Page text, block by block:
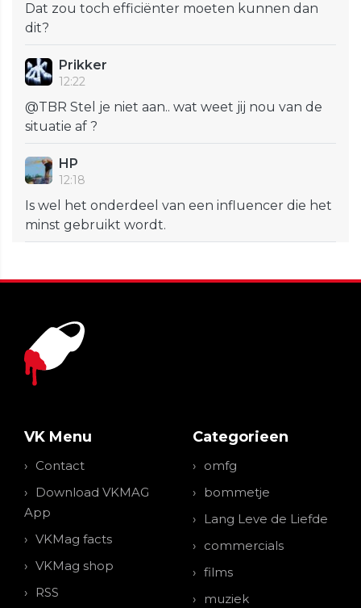
Dat zou toch efficiënter moeten kunnen dan
dit?
Prikker
12:22
@TBR Stel je niet aan.. wat weet jij nou van de
situatie af ?
HP
12:18
Is wel het onderdeel van een influencer die het
minst gebruikt wordt.
VK Menu
Contact
Download VKMAG
App
VKMag facts
VKMag shop
RSS
Categorieen
omfg
bommetje
Lang Leve de Liefde
commercials
films
muziek